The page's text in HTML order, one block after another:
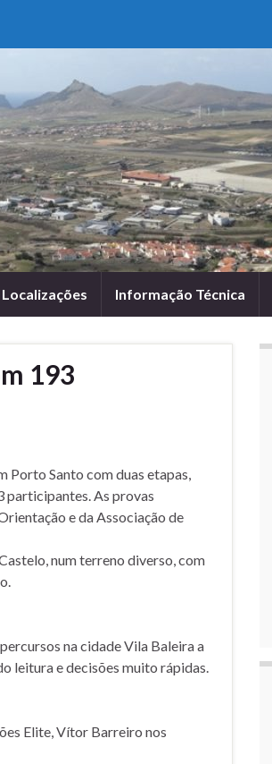
Localizações Informação Técnica
193
Porto Santo com duas etapas,
participantes. As provas
e da Associação de
num terreno diverso, com
na cidade Vila Baleira a
leitura e decisões muito rápidas.
Elite, Vítor Barreiro nos